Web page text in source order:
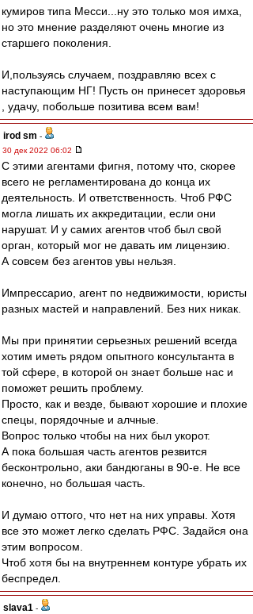
кумиров типа Месси...ну это только моя имха,
но это мнение разделяют очень многие из
старшего поколения.
И,пользуясь случаем, поздравляю всех с
наступающим НГ! Пусть он принесет здоровья
, удачу, побольше позитива всем вам!
irod sm -
30 дек 2022 06:02
С этими агентами фигня, потому что, скорее
всего не регламентирована до конца их
деятельность. И ответственность. Чтоб РФС
могла лишать их аккредитации, если они
нарушат. И у самих агентов чтоб был свой
орган, который мог не давать им лицензию.
А совсем без агентов увы нельзя.
Импрессарио, агент по недвижимости, юристы
разных мастей и направлений. Без них никак.
Мы при принятии серьезных решений всегда
хотим иметь рядом опытного консультанта в
той сфере, в которой он знает больше нас и
поможет решить проблему.
Просто, как и везде, бывают хорошие и плохие
спецы, порядочные и алчные.
Вопрос только чтобы на них был укорот.
А пока большая часть агентов резвится
бесконтрольно, аки бандюганы в 90-е. Не все
конечно, но большая часть.
И думаю оттого, что нет на них управы. Хотя
все это может легко сделать РФС. Задайся она
этим вопросом.
Чтоб хотя бы на внутреннем контуре убрать их
беспредел.
slava1 -